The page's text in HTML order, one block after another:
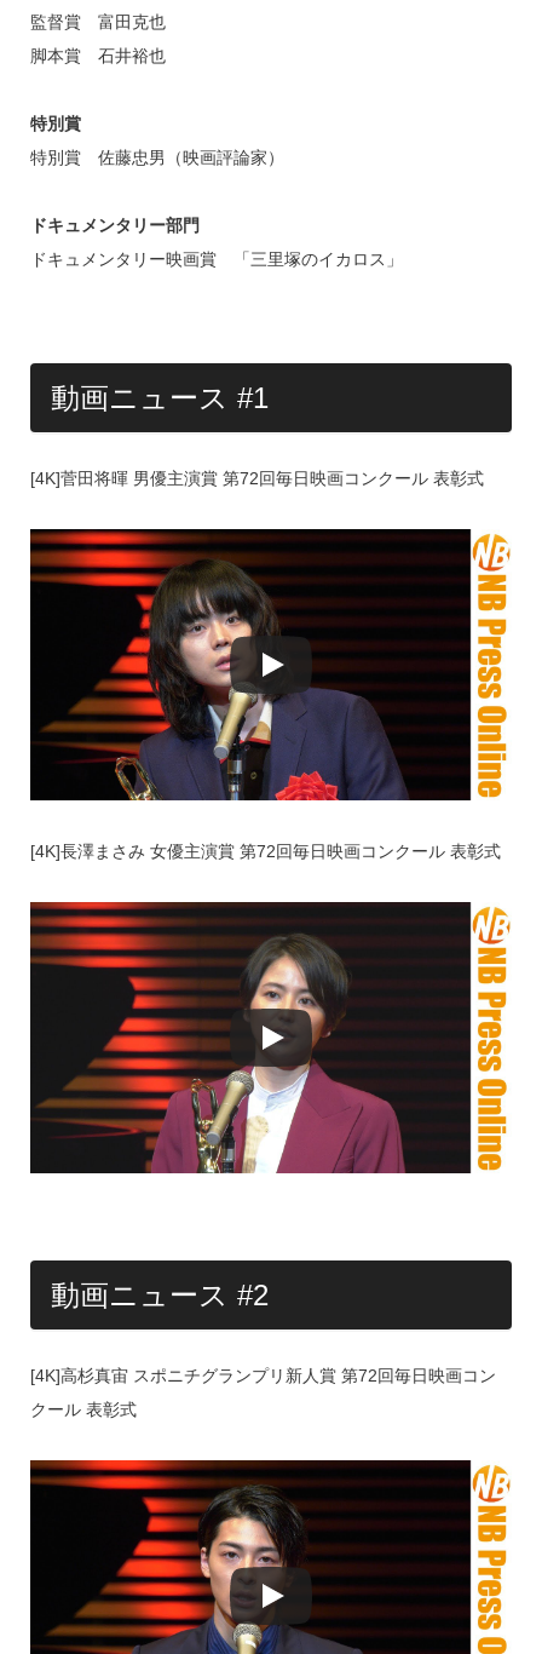
監督賞 富田克也
脚本賞 石井裕也
特別賞
特別賞 佐藤忠男（映画評論家）
ドキュメンタリー部門
ドキュメンタリー映画賞 「三里塚のイカロス」
動画ニュース #1
[4K]菅田将暉 男優主演賞 第72回毎日映画コンクール 表彰式
[4K]長澤まさみ 女優主演賞 第72回毎日映画コンクール 表彰式
動画ニュース #2
[4K]高杉真宙 スポニチグランプリ新人賞 第72回毎日映画コン
クール 表彰式